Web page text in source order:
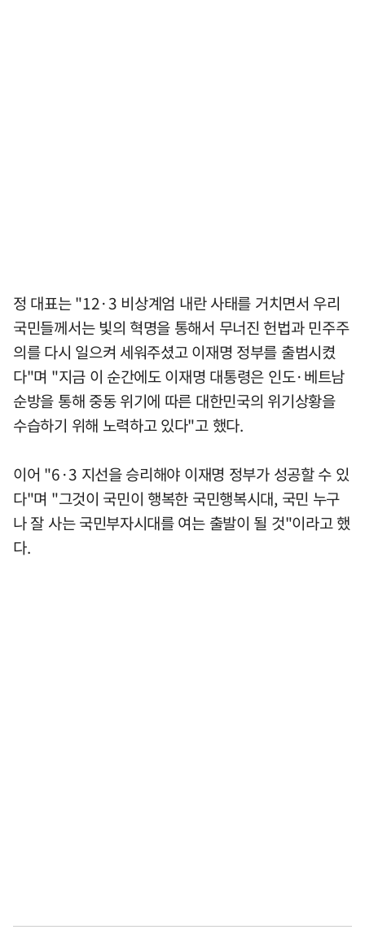
정 대표는 "12·3 비상계엄 내란 사태를 거치면서 우리
국민들께서는 빛의 혁명을 통해서 무너진 헌법과 민주주
의를 다시 일으켜 세워주셨고 이재명 정부를 출범시켰
다"며 "지금 이 순간에도 이재명 대통령은 인도·베트남
순방을 통해 중동 위기에 따른 대한민국의 위기상황을
수습하기 위해 노력하고 있다"고 했다.
이어 "6·3 지선을 승리해야 이재명 정부가 성공할 수 있
다"며 "그것이 국민이 행복한 국민행복시대, 국민 누구
나 잘 사는 국민부자시대를 여는 출발이 될 것"이라고 했
다.